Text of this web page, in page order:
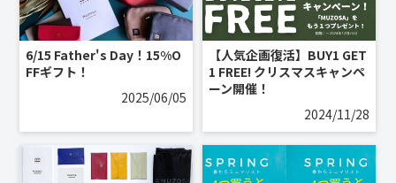
6/15 Father's Day！15%O
FFギフト！
2025/06/05
【人気企画復活】BUY1 GET
1 FREE! クリスマスキャンペ
ーン開催！
2024/11/28